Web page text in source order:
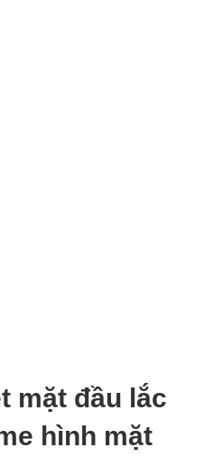
mặt đầu lắc
hình mặt